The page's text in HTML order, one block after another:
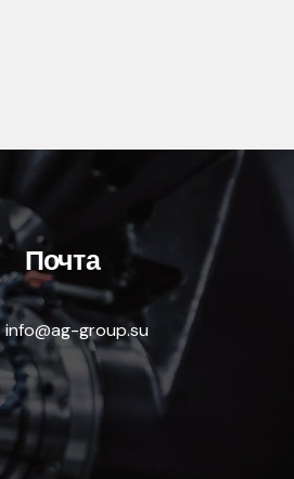
Почта
info@ag-group.su